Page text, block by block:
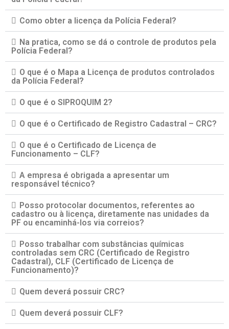
Como obter a licença da Polícia Federal?
Na pratica, como se dá o controle de produtos pela
Polícia Federal?
O que é o Mapa a Licença de produtos controlados
da Polícia Federal?
O que é o SIPROQUIM 2?
O que é o Certificado de Registro Cadastral – CRC?
O que é o Certificado de Licença de
Funcionamento – CLF?
A empresa é obrigada a apresentar um
responsável técnico?
Posso protocolar documentos, referentes ao
cadastro ou à licença, diretamente nas unidades da
PF ou encaminhá-los via correios?
Posso trabalhar com substâncias químicas
controladas sem CRC (Certificado de Registro
Cadastral), CLF (Certificado de Licença de
Funcionamento)?
Quem deverá possuir CRC?
Quem deverá possuir CLF?